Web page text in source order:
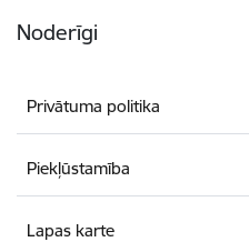
Noderīgi
Privātuma politika
Piekļūstamība
Lapas karte